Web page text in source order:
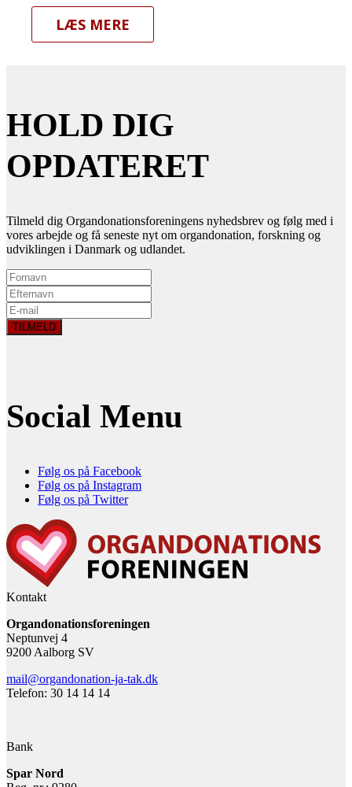
LÆS MERE
HOLD DIG
OPDATERET
Tilmeld dig Organdonationsforeningens nyhedsbrev og følg med i
vores arbejde og få seneste nyt om organdonation, forskning og
udviklingen i Danmark og udlandet.
Social Menu
Følg os på Facebook
Følg os på Instagram
Følg os på Twitter
Kontakt
Organdonationsforeningen
Neptunvej 4
9200 Aalborg SV
mail@organdonation-ja-tak.dk
Telefon: 30 14 14 14
Bank
Spar Nord